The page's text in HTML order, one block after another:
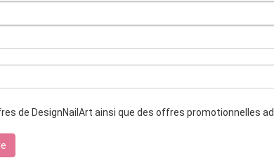
de DesignNailArt ainsi que des offres promotionnelles